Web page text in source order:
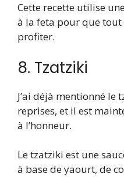
Cette recette utilise
à la feta pour que tout
profiter.
8. Tzatziki
J’ai déjà mentionné le
reprises, et il est
à l’honneur.
Le tzatziki est une
à base de yaourt, de